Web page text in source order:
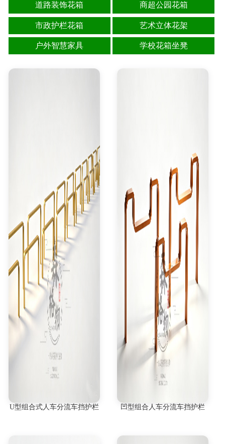
道路装饰花箱 商超公园花箱
市政护栏花箱 艺术立体花架
户外智慧家具 学校花箱坐凳
U型组合式人车分流车挡护栏 凹型组合人车分流车挡护栏